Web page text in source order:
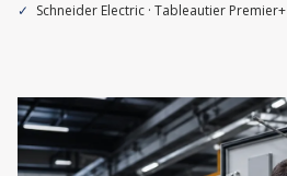
Schneider Electric · Tableautier Premier+